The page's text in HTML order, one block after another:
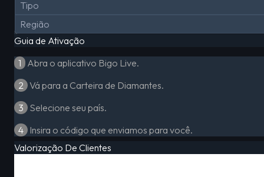
Tipo
Região
Guia de Ativação
1 Abra o aplicativo Bigo Live.
2 Vá para a Carteira de Diamantes.
3 Selecione seu país.
4 Insira o código que enviamos para você.
Valorização De Clientes